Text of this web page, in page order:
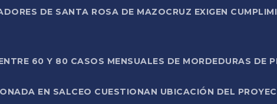
DE SANTA ROSA DE MAZOCRUZ EXIGEN
60 Y 80 CASOS MENSUALES DE MORDEDURAS DE
EN SALCEO CUESTIONAN UBICACIÓN DEL